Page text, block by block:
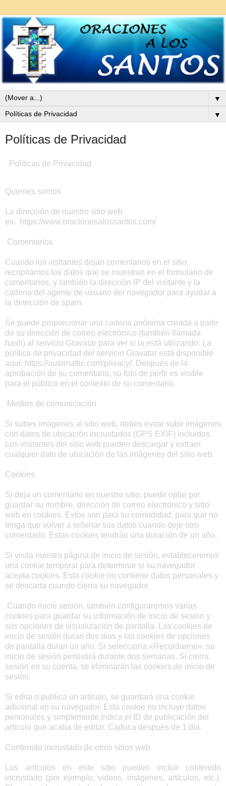
▼
▼
Políticas de Privacidad
Políticas de Privacidad
Quienes somos
La dirección de nuestro sitio web
es: https://www.oracionesalossantos.com/
Comentarios
Cuando los visitantes dejan comentarios en el sitio,
recopilamos los datos que se muestran en el formulario de
comentarios, y también la dirección IP del visitante y la
cadena del agente de usuario del navegador para ayudar a
la detección de spam.
Se puede proporcionar una cadena anónima creada a partir
de su dirección de correo electrónico (también llamada
hash) al servicio Gravatar para ver si la está utilizando. La
política de privacidad del servicio Gravatar está disponible
aquí: https://automattic.com/privacy/. Después de la
aprobación de su comentario, su foto de perfil es visible
para el público en el contexto de su comentario.
Medios de comunicación
Si subes imágenes al sitio web, debes evitar subir imágenes
con datos de ubicación incrustados (GPS EXIF) incluidos.
Los visitantes del sitio web pueden descargar y extraer
cualquier dato de ubicación de las imágenes del sitio web.
Cookies
Si deja un comentario en nuestro sitio, puede optar por
guardar su nombre, dirección de correo electrónico y sitio
web en cookies. Estos son para su comodidad, para que no
tenga que volver a rellenar sus datos cuando deje otro
comentario. Estas cookies tendrán una duración de un año.
Si visita nuestra página de inicio de sesión, estableceremos
una cookie temporal para determinar si su navegador
acepta cookies. Esta cookie no contiene datos personales y
se descarta cuando cierra su navegador.
Cuando inicie sesión, también configuraremos varias
cookies para guardar su información de inicio de sesión y
sus opciones de visualización de pantalla. Las cookies de
inicio de sesión duran dos días y las cookies de opciones
de pantalla duran un año. Si selecciona «Recordarme», su
inicio de sesión persistirá durante dos semanas. Si cierra
sesión en su cuenta, se eliminarán las cookies de inicio de
sesión.
Si edita o publica un artículo, se guardará una cookie
adicional en su navegador. Esta cookie no incluye datos
personales y simplemente indica el ID de publicación del
artículo que acaba de editar. Caduca después de 1 día.
Contenido incrustado de otros sitios web
Los artículos en este sitio pueden incluir contenido
incrustado (por ejemplo, videos, imágenes, artículos, etc.).